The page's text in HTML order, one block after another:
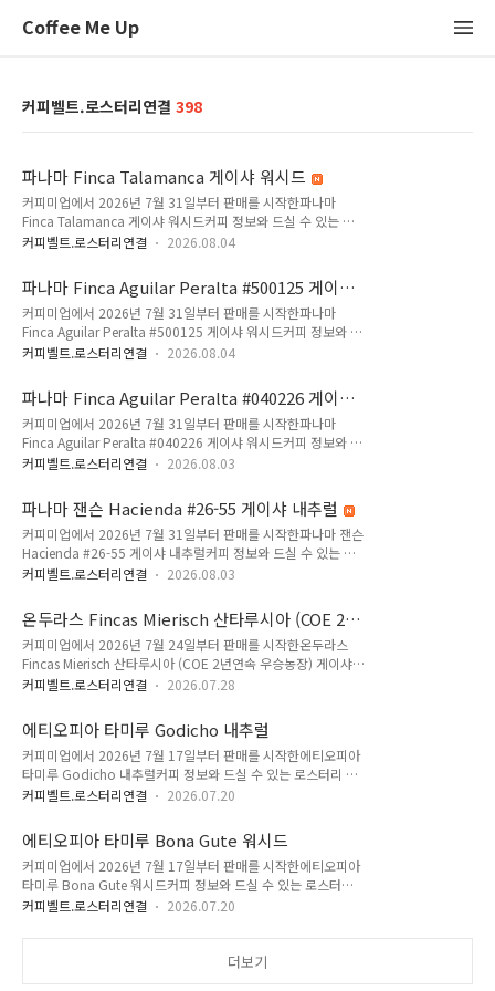
Coffee Me Up
커피벨트.로스터리연결 398
파나마 Finca Talamanca 게이샤 워시드
커피미업에서 2026년 7월 31일부터 판매를 시작한파나마
Finca Talamanca 게이샤 워시드커피 정보와 드실 수 있는 로
스터리 목록입니다. 2026년 7월에 입고된 파나마 커피입니다.
피입니다.탈라망카는 1960년부터 4대째 이어온 전통과 지속 가
능한 스페셜티 커피를 선보입니다.파나마 산타클라라 고지대, 라
아미스타드 국립공원 청정 자연 기슭 아래 자리 잡아 1960년부
터 4대에 걸쳐 최상의 스페셜티 커피를 재배, 가공, 유통하고 있
는 가족 경영 농장입니다.탈라망카 산맥의 비옥한 토양과 해발
천히 완숙되며 풍부한 당도와 밀도, 복합적인 산미를 머금도록
돕습니다.자생 동식물의 ..
커피벨트.로스터리연결 2026.08.04
파나마 Finca Aguilar Peralta #500125 게이샤
워시드
커피미업에서 2026년 7월 31일부터 판매를 시작한파나마
Finca Aguilar Peralta #500125 게이샤 워시드커피 정보와 드
실 수 있는 로스터리 목록입니다.2026년 7월에 입고된 파나마
마 농장의 커피입니다.Finca Aguilar Peralta는 파나마 치리키
(Chiriquí)주의 아름다운 고산지대인 산타클라라(Santa Clara)
에 위치한 고고도 스페셜티 커피 농장입니다.1960년대 산타클
라라 지역에 개척자로 정착한 이래, 아길라르 바로소(Aguilar
Barroso) 가문의 2대와 3대가 이어받아 깊은 역사와 전통을 바
커피 협회(SCAP)의 자부심 높은 회원으로서..
커피벨트.로스터리연결 2026.08.04
파나마 Finca Aguilar Peralta #040226 게이샤
워시드
커피미업에서 2026년 7월 31일부터 판매를 시작한파나마
Finca Aguilar Peralta #040226 게이샤 워시드커피 정보와 드
실 수 있는 로스터리 목록입니다.2026년 7월에 입고된 파나마
마 농장의 커피입니다.Finca Aguilar Peralta는 파나마 치리키
(Chiriquí)주의 아름다운 고산지대인 산타클라라(Santa Clara)
에 위치한 고고도 스페셜티 커피 농장입니다.1960년대 산타클
라라 지역에 개척자로 정착한 이래, 아길라르 바로소(Aguilar
Barroso) 가문의 2대와 3대가 이어받아 깊은 역사와 전통을 바
커피 협회(SCAP)의 자부심 높은 회원으로서..
커피벨트.로스터리연결 2026.08.03
파나마 잰슨 Hacienda #26-55 게이샤 내추럴
커피미업에서 2026년 7월 31일부터 판매를 시작한파나마 잰슨
Hacienda #26-55 게이샤 내추럴커피 정보와 드실 수 있는 로
스터리 목록입니다.2026년 7월에 입고된 잰슨 농장에서 재배한
다.몇년전 월드바리스타 챔피언십에서 우승한 선수의 메인 커피
로 이용되면서 최고의 전성기를 보내고 있는 농장입니다.그 후
산지에서 선택하지 못하면 좋은 커피를 구하기 어려운 인기농장
이 되었습니다.그밖에 월드브루어스컵에서도 파이널리스트 선
수의 커피를 공급하며 대회용으로도 인기가 많아지며 말 그대로
피언십에 나가는 수준의 몇가지 랏을 선택하고 들여오고 있습니
다.올해 가장 먼저 내추럴 커피 1종을 소..
커피벨트.로스터리연결 2026.08.03
온두라스 Fincas Mierisch 산타루시아 (COE 2년
연속 우승농장) 게이샤 워시드
커피미업에서 2026년 7월 24일부터 판매를 시작한온두라스
Fincas Mierisch 산타루시아 (COE 2년연속 우승농장) 게이샤
워시드커피 정보와 드실 수 있는 로스터리 목록입니다.2026년
다.'눈물의 커피'로 알려져 있는 가히 온두라스 최고의 농장중 한
곳인 산타루시아 입니다.이 커피는 2019년 첫 커핑을 하면서 정
말 눈물을 흘릴만큼 감동이 있었던 커피입니다. 2019년 COE 대
회에서 그 해 모든 COE를 통털어 최고점, 최고 가격에 낙찰이 되
며 세상에 알려진 이 농장은 그 해 커피미업이 낙찰받은것을 시
고 있습니다.현재 산타루시아는 두 개의 게이샤 랏을 가지고 있
습니다. 첫..
커피벨트.로스터리연결 2026.07.28
에티오피아 타미루 Godicho 내추럴
커피미업에서 2026년 7월 17일부터 판매를 시작한에티오피아
타미루 Godicho 내추럴커피 정보와 드실 수 있는 로스터리 목
록입니다.2026년 5월에 입고된 타미루가 재배한 커피입니다.커
와 함께 다양한 프로젝트를 진행하고 있습니다.그 중 타미루의
COE 우승랏 및 5위랏, 그리고 우정 랏 등 일부 커피는 커피미업
만 한국에 독점 수입하고 있습니다.올해에는 항공 직수입으로 보
다 빠르게 가져왔지만 레스팅이 필요하신 분들은 하반기 이후 사
용하시는 것도 좋습니다.타미루는 2021년 에티오피아 COE에
커피벨트.로스터리연결 2026.07.20
에티오피아 타미루 Bona Gute 워시드
커피미업에서 2026년 7월 17일부터 판매를 시작한에티오피아
타미루 Bona Gute 워시드커피 정보와 드실 수 있는 로스터리
목록입니다.2026년 5월에 입고된 타미루가 재배한 커피입니다.
COE 우승랏 및 5위랏, 그리고 우정 랏 등 일부 커피는 커피미업
커피벨트.로스터리연결 2026.07.20
더보기